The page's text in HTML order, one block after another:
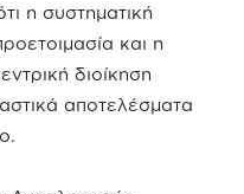
η συστηματική
και η
διοίκηση
αποτελέσματα